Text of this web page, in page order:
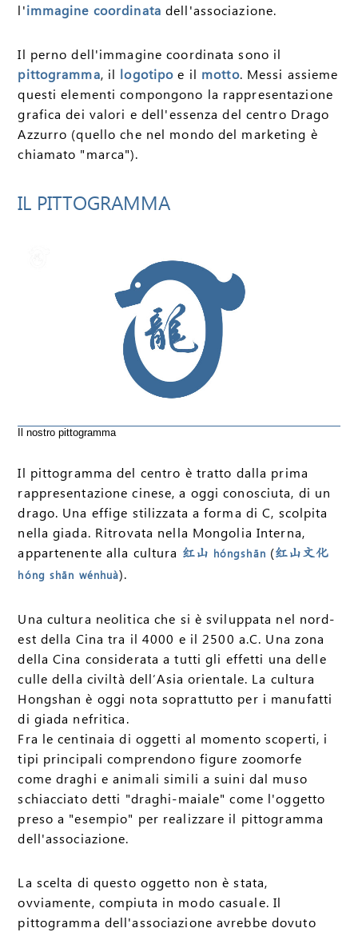
l'immagine coordinata dell'associazione.
Il perno dell'immagine coordinata sono il
pittogramma, il logotipo e il motto. Messi assieme
questi elementi compongono la rappresentazione
grafica dei valori e dell'essenza del centro Drago
Azzurro (quello che nel mondo del marketing è
chiamato "marca").
IL PITTOGRAMMA
Il nostro pittogramma
Il pittogramma del centro è tratto dalla prima
rappresentazione cinese, a oggi conosciuta, di un
drago. Una effige stilizzata a forma di C, scolpita
nella giada. Ritrovata nella Mongolia Interna,
appartenente alla cultura 红山 hóngshān (红山文化
hóng shān wénhuà).
Una cultura neolitica che si è sviluppata nel nord-
est della Cina tra il 4000 e il 2500 a.C. Una zona
della Cina considerata a tutti gli effetti una delle
culle della civiltà dell’Asia orientale. La cultura
Hongshan è oggi nota soprattutto per i manufatti
di giada nefritica.
Fra le centinaia di oggetti al momento scoperti, i
tipi principali comprendono figure zoomorfe
come draghi e animali simili a suini dal muso
schiacciato detti "draghi-maiale" come l'oggetto
preso a "esempio" per realizzare il pittogramma
dell'associazione.
La scelta di questo oggetto non è stata,
ovviamente, compiuta in modo casuale. Il
pittogramma dell'associazione avrebbe dovuto